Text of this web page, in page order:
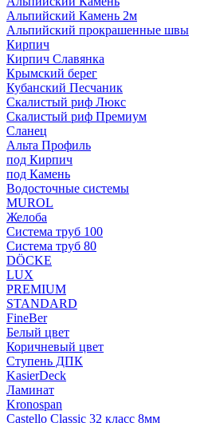
Альпийский Камень 2м
Альпийский прокрашенные швы
Кирпич
Кирпич Славянка
Крымский берег
Кубанский Песчаник
Скалистый риф Люкс
Скалистый риф Премиум
Сланец
Альта Профиль
под Кирпич
под Камень
Водосточные системы
MUROL
Желоба
Система труб 100
Система труб 80
DÖCKE
LUX
PREMIUM
STANDARD
FineBer
Белый цвет
Коричневый цвет
Ступень ДПК
KasierDeck
Ламинат
Kronospan
Castello Classic 32 класс 8мм